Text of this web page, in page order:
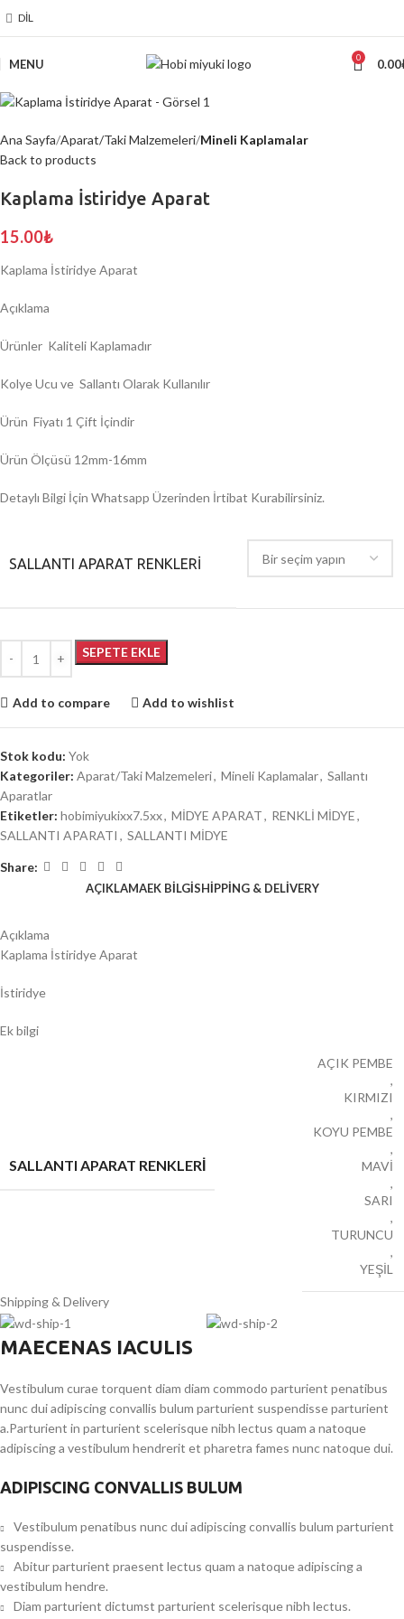
DIL
MENU 0 0.00
Ana Sayfa Aparat/Taki Malzemeleri Mineli Kaplamalar
Back to products
Kaplama İstiridye Aparat
15.00₺
Kaplama İstiridye Aparat
Açıklama
Ürünler Kaliteli Kaplamadır
Kolye Ucu ve Sallantı Olarak Kullanılır
Ürün Fiyatı 1 Çift İçindir
Ürün Ölçüsü 12mm-16mm
Detaylı Bilgi İçin Whatsapp Üzerinden İrtibat Kurabilirsiniz.
SALLANTI APARAT RENKLERİ
SEPETE EKLE
Add to compare Add to wishlist
Stok kodu: Yok
Kategoriler: Aparat/Taki Malzemeleri, Mineli Kaplamalar, Sallantı
Aparatlar
Etiketler: hobimiyukixx7.5xx, MİDYE APARAT, RENKLİ MİDYE,
SALLANTI APARATI , SALLANTI MİDYE
Share:
AÇIKLAMAEK BILGISHIPPING & DELIVERY
Açıklama
Kaplama İstiridye Aparat
İstiridye
Ek bilgi
SALLANTI APARAT RENKLERİ
AÇIK PEMBE
,
KIRMIZI
,
KOYU PEMBE
,
MAVİ
,
SARI
,
TURUNCU
,
YEŞİL
Shipping & Delivery
MAECENAS IACULIS
Vestibulum curae torquent diam diam commodo parturient penatibus
nunc dui adipiscing convallis bulum parturient suspendisse parturient
a.Parturient in parturient scelerisque nibh lectus quam a natoque
adipiscing a vestibulum hendrerit et pharetra fames nunc natoque dui.
ADIPISCING CONVALLIS BULUM
Vestibulum penatibus nunc dui adipiscing convallis bulum parturient
suspendisse.
Abitur parturient praesent lectus quam a natoque adipiscing a
vestibulum hendre.
Diam parturient dictumst parturient scelerisque nibh lectus.